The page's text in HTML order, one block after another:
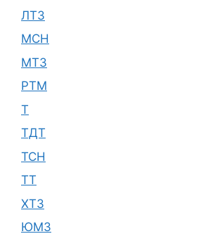
ЛТЗ
МСН
МТЗ
РТМ
Т
ТДТ
ТСН
ТТ
ХТЗ
ЮМЗ